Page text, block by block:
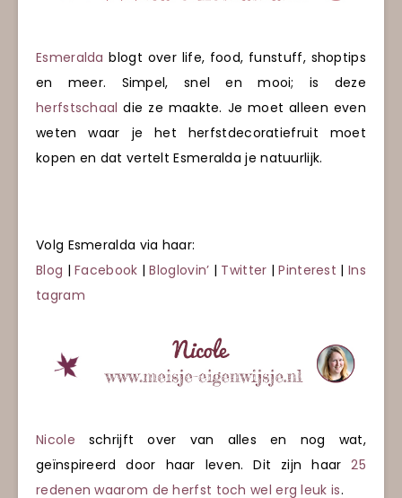
Esmeralda blogt over life, food, funstuff, shoptips
en meer. Simpel, snel en mooi; is deze
herfstschaaldie ze maakte. Je moet alleen even
weten waar je het herfstdecoratiefruit moet
kopen en dat vertelt Esmeralda je natuurlijk.
Volg Esmeralda via haar:
Blog |Facebook |Bloglovin’ | Twitter |Pinterest | Ins
tagram
Nicole schrijft over van alles en nog wat,
geïnspireerd door haar leven. Dit zijn haar25
redenen waarom de herfst toch wel erg leuk is.